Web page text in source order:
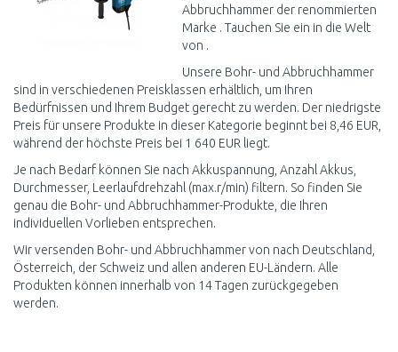
Abbruchhammer der renommierten
Marke . Tauchen Sie ein in die Welt
von .
Unsere Bohr- und Abbruchhammer
sind in verschiedenen Preisklassen erhältlich, um Ihren
Bedürfnissen und Ihrem Budget gerecht zu werden. Der niedrigste
Preis für unsere Produkte in dieser Kategorie beginnt bei 8,46 EUR,
während der höchste Preis bei 1 640 EUR liegt.
Je nach Bedarf können Sie nach Akkuspannung, Anzahl Akkus,
Durchmesser, Leerlaufdrehzahl (max.r/min) filtern. So finden Sie
genau die Bohr- und Abbruchhammer-Produkte, die Ihren
individuellen Vorlieben entsprechen.
Wir versenden Bohr- und Abbruchhammer von nach Deutschland,
Österreich, der Schweiz und allen anderen EU-Ländern. Alle
Produkten können innerhalb von 14 Tagen zurückgegeben
werden.